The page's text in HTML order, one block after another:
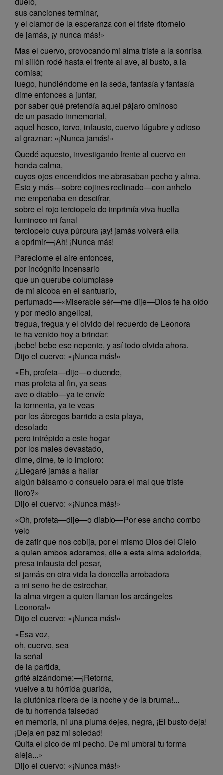
sus canciones terminar,
y el clamor de la esperanza con el triste ritornelo
de jamás, ¡y nunca más!»
Mas el cuervo, provocando mi alma triste a la sonrisa
mi sillón rodé hasta el frente al ave, al busto, a la
cornisa;
luego, hundiéndome en la seda, fantasía y fantasía
dime entonces a juntar,
por saber qué pretendía aquel pájaro ominoso
de un pasado inmemorial,
aquel hosco, torvo, infausto, cuervo lúgubre y odioso
al graznar: «¡Nunca jamás!»
Quedé aquesto, investigando frente al cuervo en
honda calma,
cuyos ojos encendidos me abrasaban pecho y alma.
Esto y más—sobre cojines reclinado—con anhelo
me empeñaba en descifrar,
sobre el rojo terciopelo do imprimía viva huella
luminoso mi fanal—
terciopelo cuya púrpura ¡ay! jamás volverá ella
a oprimir—¡Ah! ¡Nunca más!
Pareciome el aire entonces,
por incógnito incensario
que un querube columpiase
de mi alcoba en el santuario,
perfumado—«Miserable sér—me dije—Dios te ha oído
y por medio angelical,
tregua, tregua y el olvido del recuerdo de Leonora
te ha venido hoy a brindar:
¡bebe! bebe ese nepente, y así todo olvida ahora.
Dijo el cuervo: «¡Nunca más!»
«Eh, profeta—dije—o duende,
mas profeta al fin, ya seas
ave o diablo—ya te envíe
la tormenta, ya te veas
por los ábregos barrido a esta playa,
desolado
pero intrépido a este hogar
por los males devastado,
dime, dime, te lo imploro:
¿Llegaré jamás a hallar
algún bálsamo o consuelo para el mal que triste
lloro?»
Dijo el cuervo: «¡Nunca más!»
«Oh, profeta—dije—o diablo—Por ese ancho combo
velo
de zafir que nos cobija, por el mismo Dios del Cielo
a quien ambos adoramos, dile a esta alma adolorida,
presa infausta del pesar,
si jamás en otra vida la doncella arrobadora
a mi seno he de estrechar,
la alma virgen a quien llaman los arcángeles
Leonora!»
Dijo el cuervo: «¡Nunca más!»
«Esa voz,
oh, cuervo, sea
la señal
de la partida,
grité alzándome:—¡Retorna,
vuelve a tu hórrida guarida,
la plutónica ribera de la noche y de la bruma!...
de tu horrenda falsedad
en memoria, ni una pluma dejes, negra, ¡El busto deja!
¡Deja en paz mi soledad!
Quita el pico de mi pecho. De mi umbral tu forma
aleja...»
Dijo el cuervo: «¡Nunca más!»